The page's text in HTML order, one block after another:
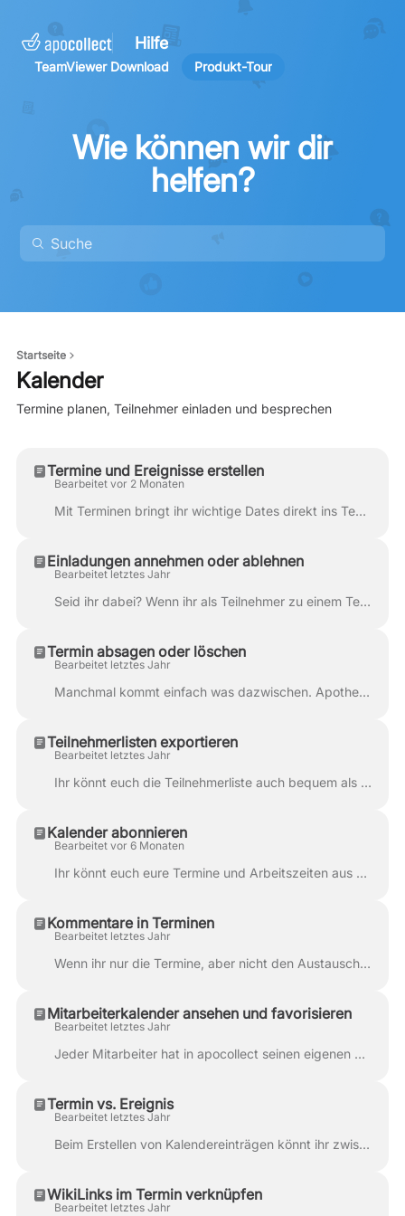
Hilfe
TeamViewer Download Produkt-Tour
Wie können wir dir
helfen?
Startseite
Kalender
Termine planen, Teilnehmer einladen und besprechen
Termine und Ereignisse erstellen
Bearbeitet vor 2 Monaten
Mit Terminen bringt ihr wichtige Dates direkt ins Team – von der kurzen Absprache bis zum wiederkehrenden Teammeeting. Termine lassen sich genauso ein...
Einladungen annehmen oder ablehnen
Bearbeitet letztes Jahr
Seid ihr dabei? Wenn ihr als Teilnehmer zu einem Termin eingeladen wurdet werdet ihr darüber benachrichtigt. Klickt auf die Benachrichtigung oder ruft...
Termin absagen oder löschen
Bearbeitet letztes Jahr
Manchmal kommt einfach was dazwischen. Apotheken könnten sich T-Shirts mit dieser Aufschrift drucken lassen... Wenn ihr daher einen geplanten Termin a...
Teilnehmerlisten exportieren
Bearbeitet letztes Jahr
Ihr könnt euch die Teilnehmerliste auch bequem als PDF exportieren und ausdrucken. Das ist praktisch, um euch die Teilnahme an besonders wichtigen Ere...
Kalender abonnieren
Bearbeitet vor 6 Monaten
Ihr könnt euch eure Termine und Arbeitszeiten aus dem apocollect-Kalender auch direkt in euren privaten Kalender am Handy oder Tablet abonnieren. Der ...
Kommentare in Terminen
Bearbeitet letztes Jahr
Wenn ihr nur die Termine, aber nicht den Austausch und die Vorbereitung dazu digitalisiert, habt ihr am Ende nicht viel gewonnen. Dann bleibt es bei T...
Mitarbeiterkalender ansehen und favorisieren
Bearbeitet letztes Jahr
Jeder Mitarbeiter hat in apocollect seinen eigenen Kalender. Dadurch könnt ihr euch gegenseitig zu Terminen einladen und individuell zu- oder absagen....
Termin vs. Ereignis
Bearbeitet letztes Jahr
Beim Erstellen von Kalendereinträgen könnt ihr zwischen Terminen und Ereignissen unterscheiden. Wenn ihr euch die folgende Tabelle am Handy anseht, dr...
WikiLinks im Termin verknüpfen
Bearbeitet letztes Jahr